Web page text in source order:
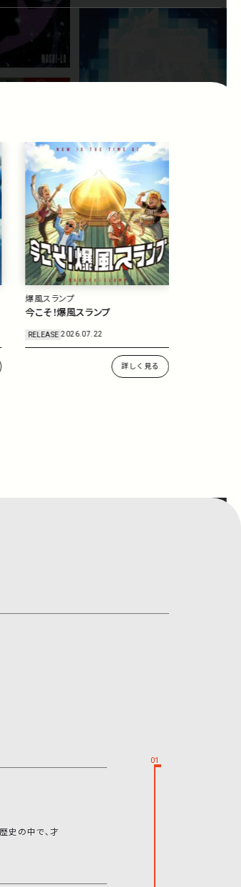
HANDSIGN
コンパス
RELEASE 2026.07.22
詳しく見る
史の中で、才
01